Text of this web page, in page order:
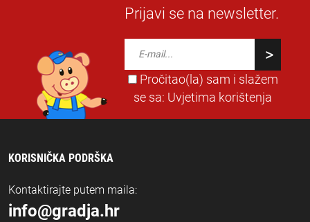
Prijavi se na newsletter.
Pročitao(la) sam i slažem
se sa: Uvjetima korištenja
KORISNIČKA PODRŠKA
Kontaktirajte putem maila:
info@gradja.hr